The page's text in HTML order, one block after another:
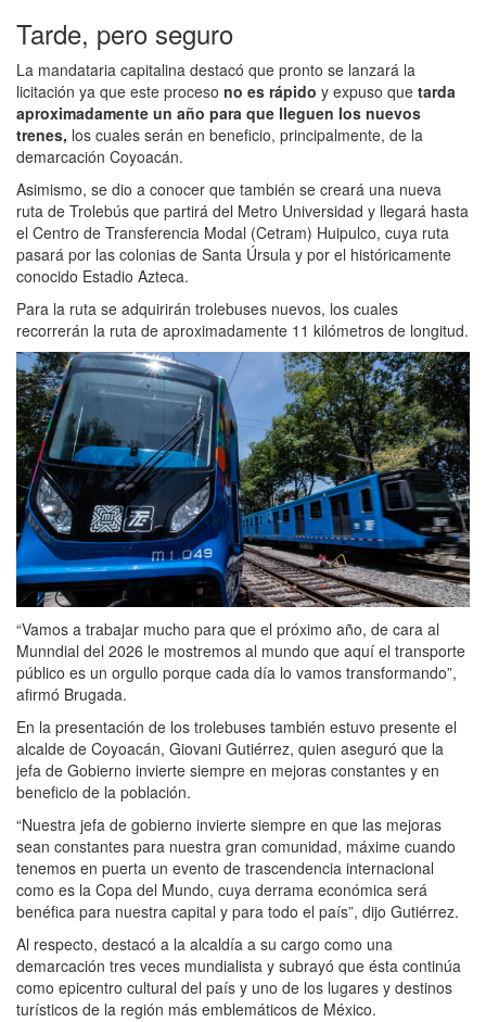
Tarde, pero seguro
La mandataria capitalina destacó que pronto se lanzará la
licitación ya que este proceso no es rápido y expuso que tarda
aproximadamente un año para que lleguen los nuevos
trenes, los cuales serán en beneficio, principalmente, de la
demarcación Coyoacán.
Asimismo, se dio a conocer que también se creará una nueva
ruta de Trolebús que partirá del Metro Universidad y llegará hasta
el Centro de Transferencia Modal (Cetram) Huipulco, cuya ruta
pasará por las colonias de Santa Úrsula y por el históricamente
conocido Estadio Azteca.
Para la ruta se adquirirán trolebuses nuevos, los cuales
recorrerán la ruta de aproximadamente 11 kilómetros de longitud.
“Vamos a trabajar mucho para que el próximo año, de cara al
Munndial del 2026 le mostremos al mundo que aquí el transporte
público es un orgullo porque cada día lo vamos transformando”,
afirmó Brugada.
En la presentación de los trolebuses también estuvo presente el
alcalde de Coyoacán, Giovani Gutiérrez, quien aseguró que la
jefa de Gobierno invierte siempre en mejoras constantes y en
beneficio de la población.
“Nuestra jefa de gobierno invierte siempre en que las mejoras
sean constantes para nuestra gran comunidad, máxime cuando
tenemos en puerta un evento de trascendencia internacional
como es la Copa del Mundo, cuya derrama económica será
benéfica para nuestra capital y para todo el país”, dijo Gutiérrez.
Al respecto, destacó a la alcaldía a su cargo como una
demarcación tres veces mundialista y subrayó que ésta continúa
como epicentro cultural del país y uno de los lugares y destinos
turísticos de la región más emblemáticos de México.